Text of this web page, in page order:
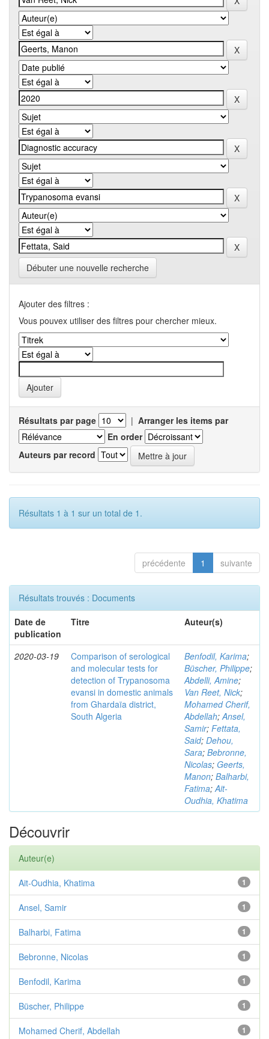
Débuter une nouvelle recherche
Ajouter des filtres :
Vous pouvex utiliser des filtres pour chercher mieux.
Résultats par page | Arranger les items par
En order
Auteurs par record
Résultats 1 à 1 sur un total de 1.
précédente 1 suivante
Résultats trouvés : Documents
Date de
publication
Titre Auteur(s)
2020-03-19
Comparison of serological
and molecular tests for
detection of Trypanosoma
evansi in domestic animals
from Ghardaïa district,
South Algeria
Benfodil, Karima;
Büscher, Philippe;
Abdelli, Amine;
Van Reet, Nick;
Mohamed Cherif,
Abdellah;Ansel,
Samir; Fettata,
Said; Dehou,
Sara; Bebronne,
Nicolas; Geerts,
Manon; Balharbi,
Fatima;Ait-
Oudhia, Khatima
Découvrir
Auteur(e)
1
Ait-Oudhia, Khatima
1
Ansel, Samir
1
Balharbi, Fatima
1
Bebronne, Nicolas
1
Benfodil, Karima
1
Büscher, Philippe
1
Mohamed Cherif, Abdellah